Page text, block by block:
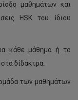
μαθημάτων και
HSK του ίδιου
κάθε μάθημα ή το
δίδακτρα.
των μαθημάτων